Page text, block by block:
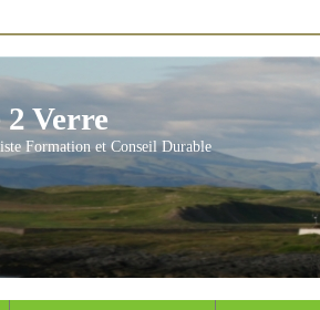
Verre
Formation et Conseil Durable